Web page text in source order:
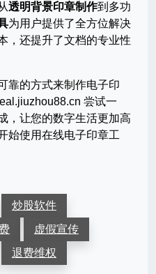
透明背景印章制作到多功
为用户提供了全方位解决
，还提升了文档的专业性
靠的方式来制作电子印
尝试一
，让您的数字生活更加高
始使用在线电子印章工
炒股软件
虚假宣传
退费维权